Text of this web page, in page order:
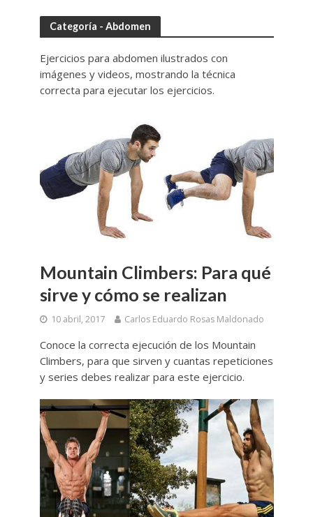
Categoría - Abdomen
Ejercicios para abdomen ilustrados con
imágenes y videos, mostrando la técnica
correcta para ejecutar los ejercicios.
Mountain Climbers: Para qué
sirve y cómo se realizan
10 abril, 2017 Carlos Eduardo Rosas Maldonado
Conoce la correcta ejecución de los Mountain
Climbers, para que sirven y cuantas repeticiones
y series debes realizar para este ejercicio.